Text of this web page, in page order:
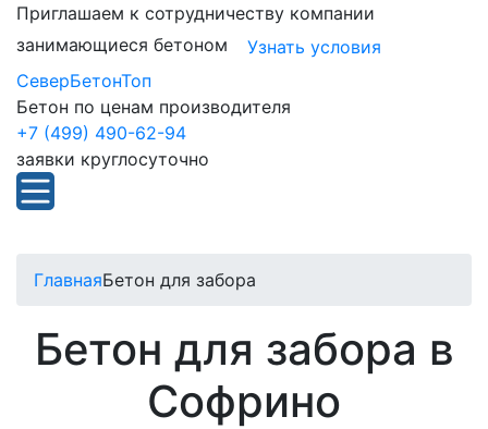
Приглашаем к сотрудничеству компании
занимающиеся бетоном
Узнать условия
СеверБетонТоп
Бетон по ценам производителя
+7 (499) 490-62-94
заявки круглосуточно
ГлавнаяБетон для забора
Бетон для забора в
Софрино